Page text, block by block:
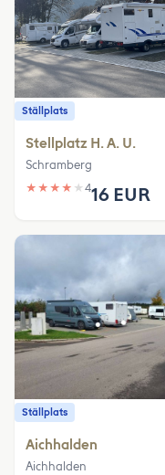
Ställplats
Stellplatz H. A. U.
Schramberg
★ ★ ★ ★ ★ 416 EUR
Ställplats
Aichhalden
Aichhalden